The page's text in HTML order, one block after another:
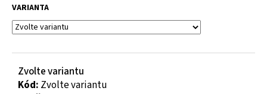
VARIANTA
Zvolte variantu
Kód: Zvolte variantu
D
o
o